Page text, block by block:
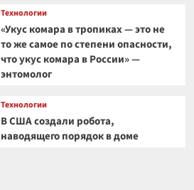
Технологии
«Укус комара в тропиках — это не
то же самое по степени опасности,
что укус комара в России» —
энтомолог
Технологии
В США создали робота,
наводящего порядок в доме